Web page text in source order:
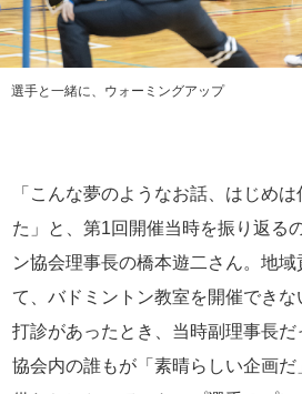
選手と一緒に、ウォーミングアップ
「こんな夢のようなお話、はじめ
た」と、第1回開催当時を振り返る
ン協会理事長の橋本遊二さん。地
て、バドミントン教室を開催でき
打診があったとき、当時副理事長だ
協会内の誰もが「素晴らしい企画